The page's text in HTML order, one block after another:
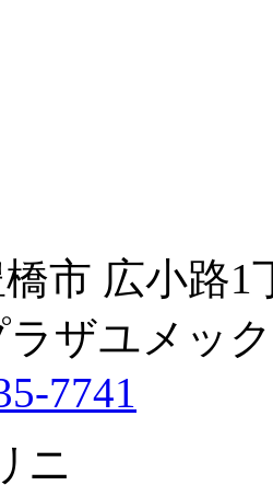
市 広小路1
ラザユメッ
7741